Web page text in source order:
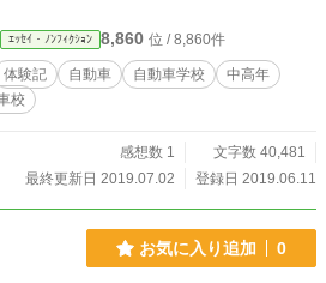
ｴｯｾｲ・ﾉﾝﾌｨｸｼｮﾝ 8,860 位 / 8,860件
体験記 自動車 自動車学校
中高年
校
感想数 1
文字数 40,481
最終更新日 2019.07.02
登録日 2019.06.11
お気に入り追加 0